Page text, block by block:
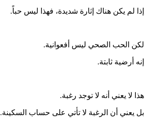
إذا لم يكن هناك إثارة شديدة، فهذا ليس حباً.
لكن الحب الصحي ليس أفعوانية.
إنه أرضية ثابتة.
هذا لا يعني أنه لا توجد رغبة.
بل يعني أن الرغبة لا تأتي على حساب السكينة.